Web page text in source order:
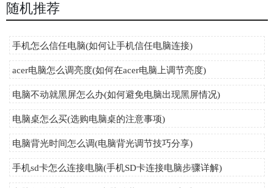
随机推荐
手机怎么信任电脑(如何让手机信任电脑连接)
acer电脑怎么调亮度(如何在acer电脑上调节亮度)
电脑不动就黑屏怎么办(如何避免电脑出现黑屏情况)
电脑桌怎么买(选购电脑桌的注意事项)
电脑背光时间怎么调(电脑背光调节技巧分享)
手机sd卡怎么连接电脑(手机SD卡连接电脑步骤详解)